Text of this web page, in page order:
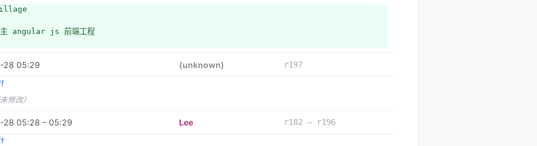
主 angular js 前端工程
feedback 是一套開源碼的民主倡議與表決系統，目前已中文化並使用中。但介面讓使用者難以接受，所以
各個行政區來顯示數據時，有台灣形狀的資訊圖表是再好也不過了。如投票區、犯罪率、房價、強拆戶數等等
angular js 前端工程
28 05:29 (unknown)
r197
修改）
28 05:28 – 05:29 Lee
r182 – r196